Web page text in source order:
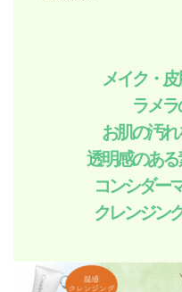
メイク・皮
ラメ
お肌の汚れ
透明感のあ
コンシダー
クレンジン